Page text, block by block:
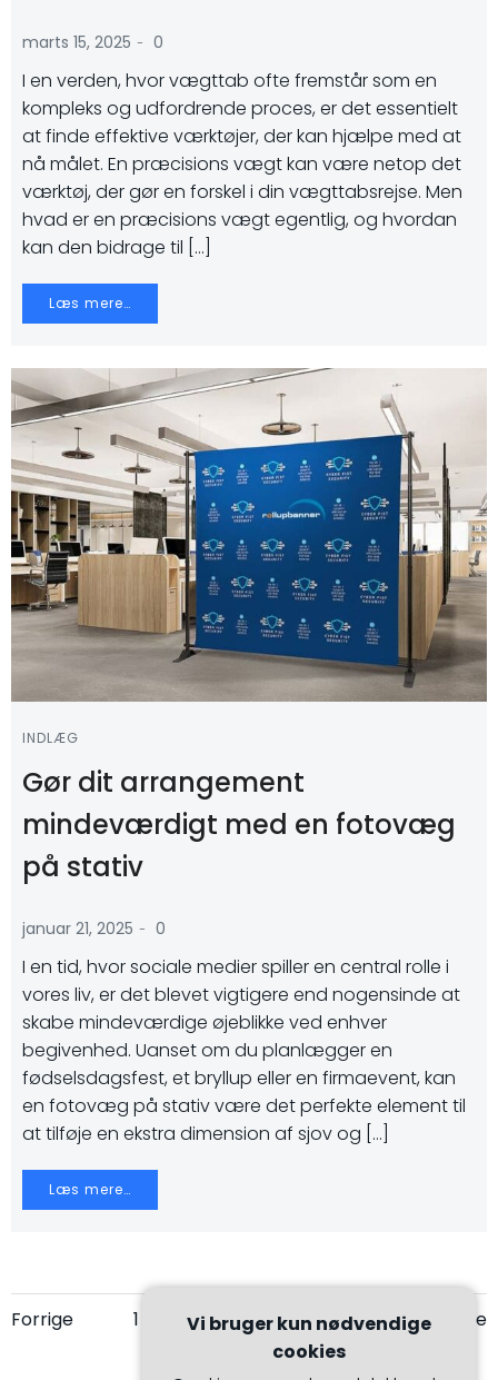
marts 15, 2025 - 0
I en verden, hvor vægttab ofte fremstår som en
kompleks og udfordrende proces, er det essentielt
at finde effektive værktøjer, der kan hjælpe med at
nå målet. En præcisions vægt kan være netop det
værktøj, der gør en forskel i din vægttabsrejse. Men
hvad er en præcisions vægt egentlig, og hvordan
kan den bidrage til […]
Læs mere…
INDLÆG
Gør dit arrangement
mindeværdigt med en fotovæg
på stativ
januar 21, 2025 - 0
I en tid, hvor sociale medier spiller en central rolle i
vores liv, er det blevet vigtigere end nogensinde at
skabe mindeværdige øjeblikke ved enhver
begivenhed. Uanset om du planlægger en
fødselsdagsfest, et bryllup eller en firmaevent, kan
en fotovæg på stativ være det perfekte element til
at tilføje en ekstra dimension af sjov og […]
Læs mere…
Navigation
Forrige
Navigation
Side
1 Side Side
3 Side
4 … Side
37 Næste
Vi bruger kun nødvendige
cookies